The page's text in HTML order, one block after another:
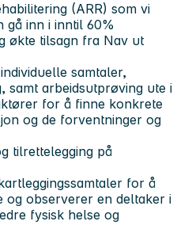
(ARR) som vi
gå inn i inntil 60%
økte tilsagn fra Nav ut
samtaler,
samt arbeidsutprøving ute i
for å finne konkrete
og de forventninger og
tilrettelegging på
for å
og observerer en deltaker i
fysisk helse og